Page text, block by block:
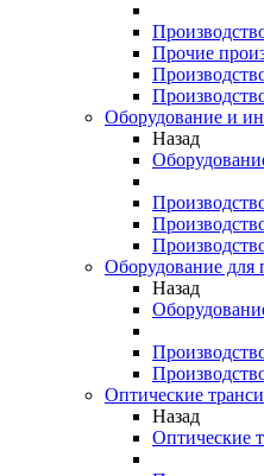
Прочие
Оборудование и
Назад
Оборудование для
Назад
Оптические
Назад
Оптические